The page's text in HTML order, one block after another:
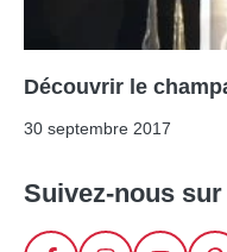
Découvrir le
30 septembre 2017
Suivez-nous